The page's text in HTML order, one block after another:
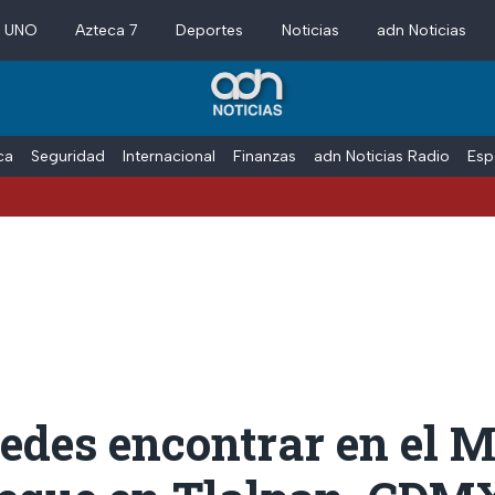
Azteca 7 Deportes Noticias adn Noticias
Seguridad Internacional Finanzas adn Noticias Radio
encontrar en el